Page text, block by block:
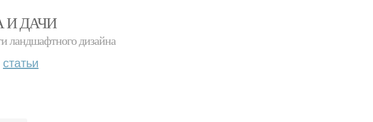
И ДАЧИ
ландшафтного дизайна
статьи